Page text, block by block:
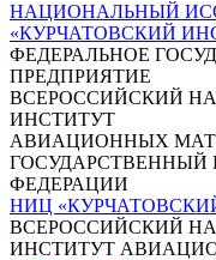
НАЦИОНАЛЬНЫЙ
«КУРЧАТОВСКИЙ
ФЕДЕРАЛЬНОЕ
ПРЕДПРИЯТИЕ
ВСЕРОССИЙСКИЙ
ИНСТИТУТ
АВИАЦИОННЫХ
ГОСУДАРСТВЕННЫЙ
ФЕДЕРАЦИИ
НИЦ
ВСЕРОССИЙСКИЙ
ИНСТИТУТ